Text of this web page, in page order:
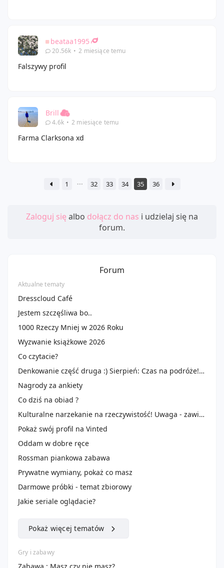
beataa1995
20.56k • 2 miesiące temu
Falszywy profil
Brill
4.6k • 2 miesiące temu
Farma Clarksona xd
1 32 33 34 35 36
Zaloguj się albo dołącz do nas i udzielaj się na
forum.
Forum
Aktualne tematy
Dresscloud Café
Jestem szczęśliwa bo..
1000 Rzeczy Mniej w 2026 Roku
Wyzwanie książkowe 2026
Co czytacie?
Denkowanie część druga :) Sierpień: Czas na podróże! Zużywamy produkty do 100 ml ✈️🌴
Nagrody za ankiety
Co dziś na obiad ?
Kulturalne narzekanie na rzeczywistość! Uwaga - zawiera offtopy!
Pokaż swój profil na Vinted
Oddam w dobre ręce
Rossman piankowa zabawa
Prywatne wymiany, pokaż co masz
Darmowe próbki - temat zbiorowy
Jakie seriale oglądacie?
Pokaż więcej tematów
Gry i zabawy